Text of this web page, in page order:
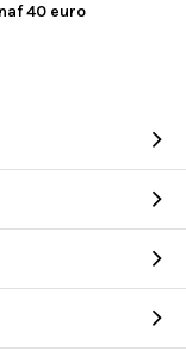
40 euro